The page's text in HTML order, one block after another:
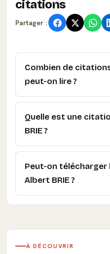
citations
Partager :
Combien de
peut-on lire ?
Quelle est une
BRIE ?
Peut-on
Albert BRIE ?
À DÉCOUVRIR